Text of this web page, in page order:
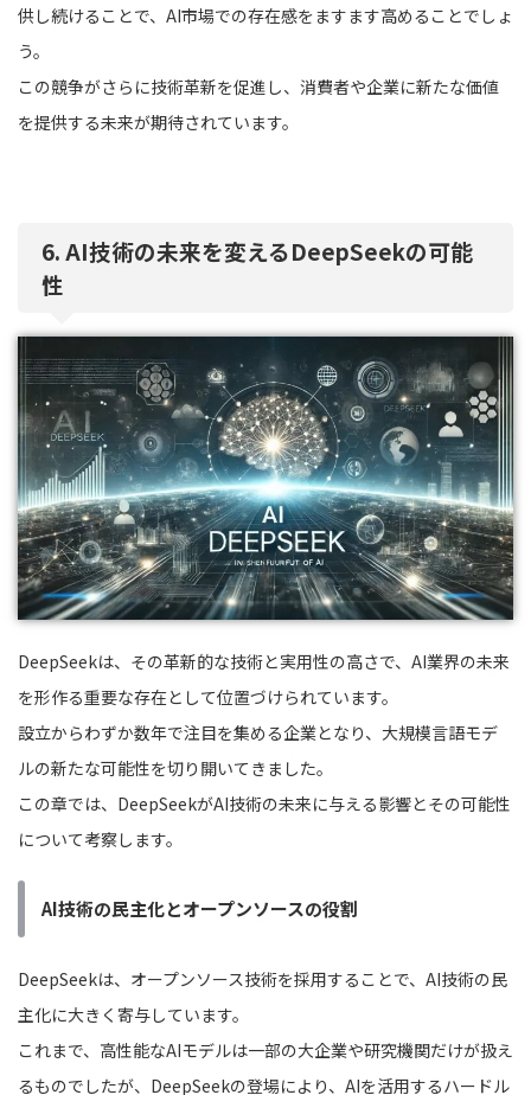
供し続けることで、AI市場での存在感をますます高めることでしょ
う。
この競争がさらに技術革新を促進し、消費者や企業に新たな価値
を提供する未来が期待されています。
6. AI技術の未来を変えるDeepSeekの可能
性
DeepSeekは、その革新的な技術と実用性の高さで、AI業界の未来
を形作る重要な存在として位置づけられています。
設立からわずか数年で注目を集める企業となり、大規模言語モデ
ルの新たな可能性を切り開いてきました。
この章では、DeepSeekがAI技術の未来に与える影響とその可能性
について考察します。
AI技術の民主化とオープンソースの役割
DeepSeekは、オープンソース技術を採用することで、AI技術の民
主化に大きく寄与しています。
これまで、高性能なAIモデルは一部の大企業や研究機関だけが扱え
るものでしたが、DeepSeekの登場により、AIを活用するハードル